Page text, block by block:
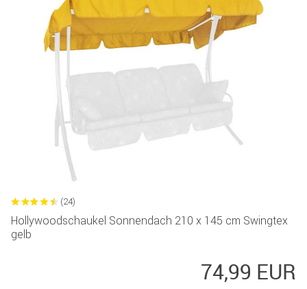
(24)
Hollywoodschaukel Sonnendach 210 x 145 cm Swingtex
gelb
74,99 EUR